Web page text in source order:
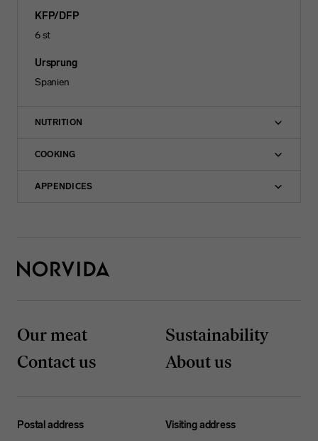
KFP/DFP
6 st
Ursprung
Spanien
NUTRITION
COOKING
APPENDICES
Our meat
Sustainability
Contact us
About us
Postal address Visiting address